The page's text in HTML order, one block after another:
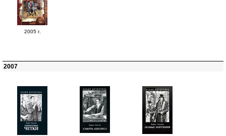
2005 г.
2007